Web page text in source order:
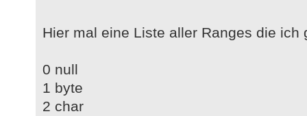
Hier mal eine Liste aller Ranges die ich
0 null
1 byte
2 char